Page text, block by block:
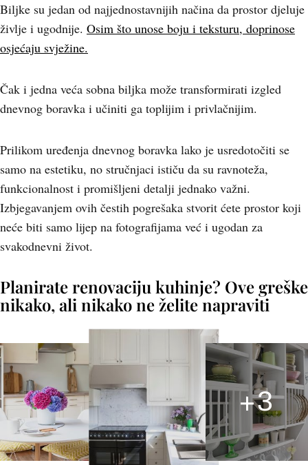
Biljke su jedan od najjednostavnijih načina da prostor djeluje
življe i ugodnije. Osim što unose boju i teksturu, doprinose
osjećaju svježine.
Čak i jedna veća sobna biljka može transformirati izgled
dnevnog boravka i učiniti ga toplijim i privlačnijim.
Prilikom uređenja dnevnog boravka lako je usredotočiti se
samo na estetiku, no stručnjaci ističu da su ravnoteža,
funkcionalnost i promišljeni detalji jednako važni.
Izbjegavanjem ovih čestih pogrešaka stvorit ćete prostor koji
neće biti samo lijep na fotografijama već i ugodan za
svakodnevni život.
Planirate renovaciju kuhinje? Ove greške
nikako, ali nikako ne želite napraviti
+3